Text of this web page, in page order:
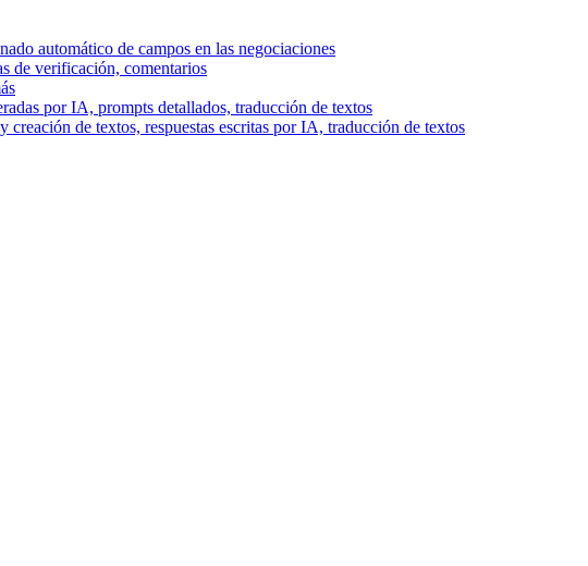
automático de campos en las negociaciones
de verificación, comentarios
por IA, prompts detallados, traducción de textos
de textos, respuestas escritas por IA, traducción de textos